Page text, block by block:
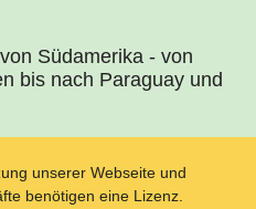
Südamerika - von
bis nach Paraguay und
unserer Webseite und
benötigen eine Lizenz.